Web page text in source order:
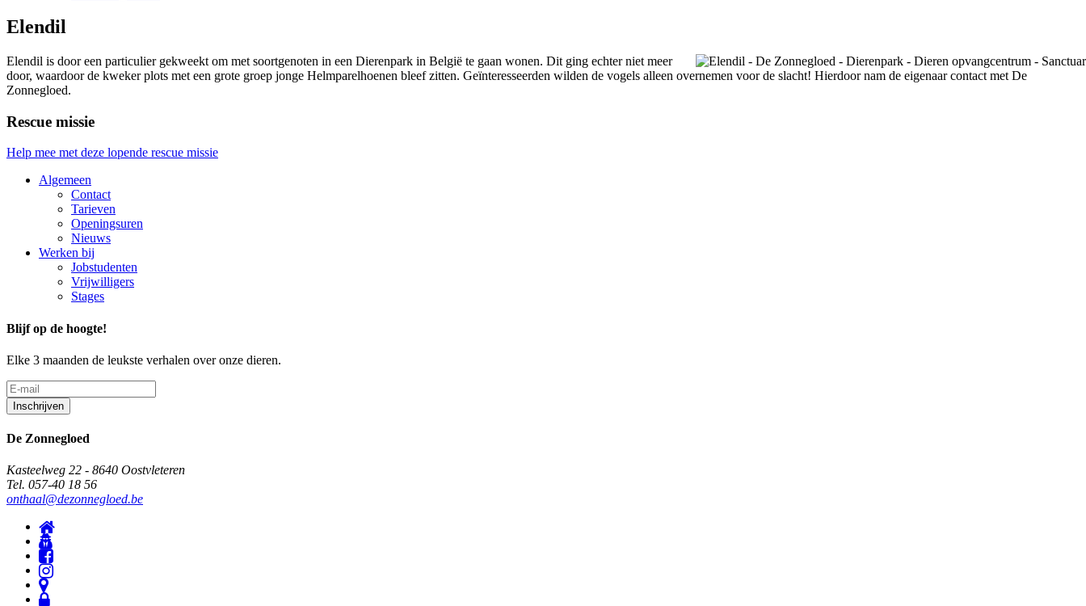
Elendil
Elendil is door een particulier gekweekt om met soortgenoten in een Dierenpark in België te gaan wonen. Dit ging echter niet meer
door, waardoor de kweker plots met een grote groep jonge Helmparelhoenen bleef zitten. Geïnteresseerden wilden de vogels alleen overnemen voor de slacht! Hierdoor nam de eigenaar contact met De
Zonnegloed.
Rescue missie
Help mee met deze lopende rescue missie
Algemeen
Contact
Tarieven
Openingsuren
Nieuws
Werken bij
Jobstudenten
Vrijwilligers
Stages
Blijf op de hoogte!
Elke 3 maanden de leukste verhalen over onze dieren.
De Zonnegloed
Kasteelweg 22 - 8640 Oostvleteren
Tel. 057-40 18 56
onthaal@dezonnegloed.be